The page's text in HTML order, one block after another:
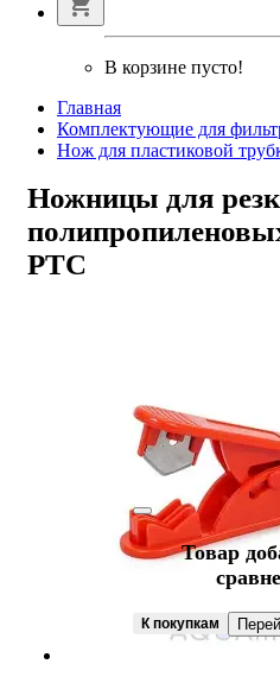
В корзине пусто!
Главная
Комплектующие для
Нож для пластиковой
Ножницы для
PTC
Товар
К покупкам